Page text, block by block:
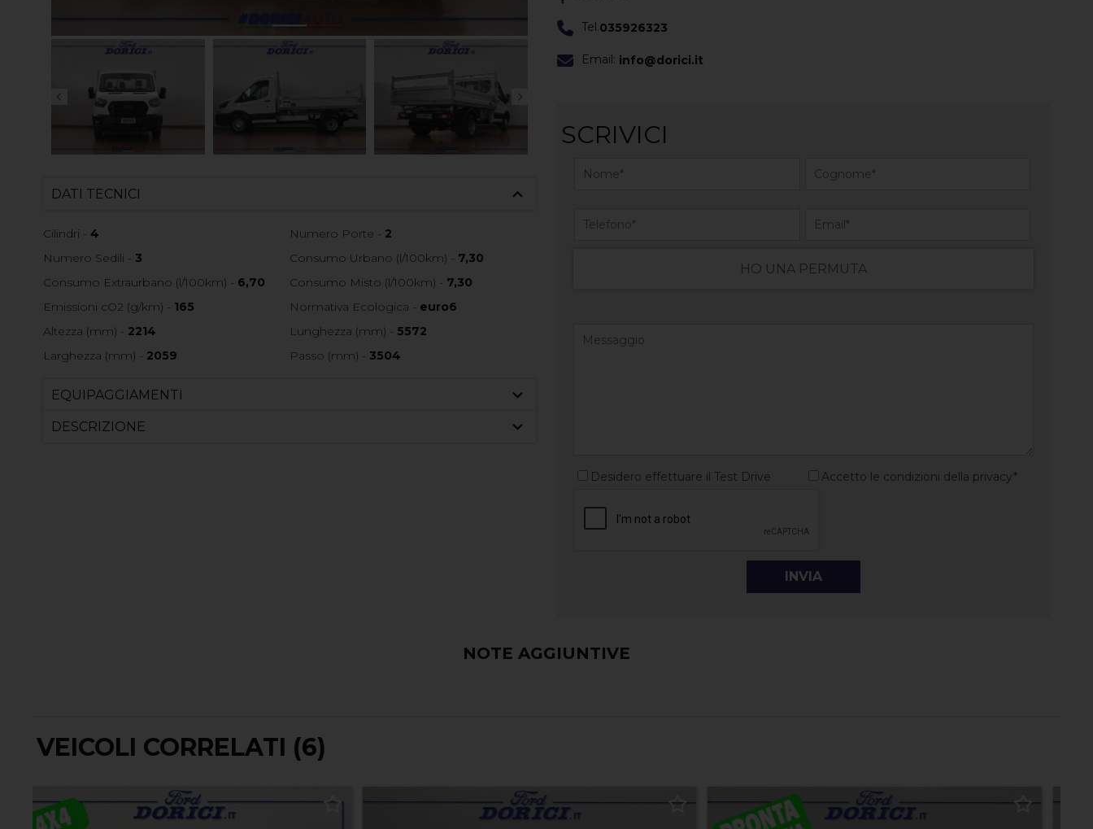
DATI TECNICI
Cilindri - 4 Numero Porte - 2
Numero Sedili - 3 Consumo Urbano (l/100km) - 7,30
Consumo Extraurbano (l/100km) - 6,70 Consumo Misto (l/100km) - 7,30
Emissioni cO2 (g/km) - 165 Normativa Ecologica - euro6
Altezza (mm) - 2214 Lunghezza (mm) - 5572
Larghezza (mm) - 2059 Passo (mm) - 3504
EQUIPAGGIAMENTI
DESCRIZIONE
Tel.035926323
Email: info@dorici.it
SCRIVICI
HO UNA PERMUTA
Desidero effettuare il Test Drive Accetto le condizioni della privacy*
NOTE AGGIUNTIVE
VEICOLI CORRELATI (6)